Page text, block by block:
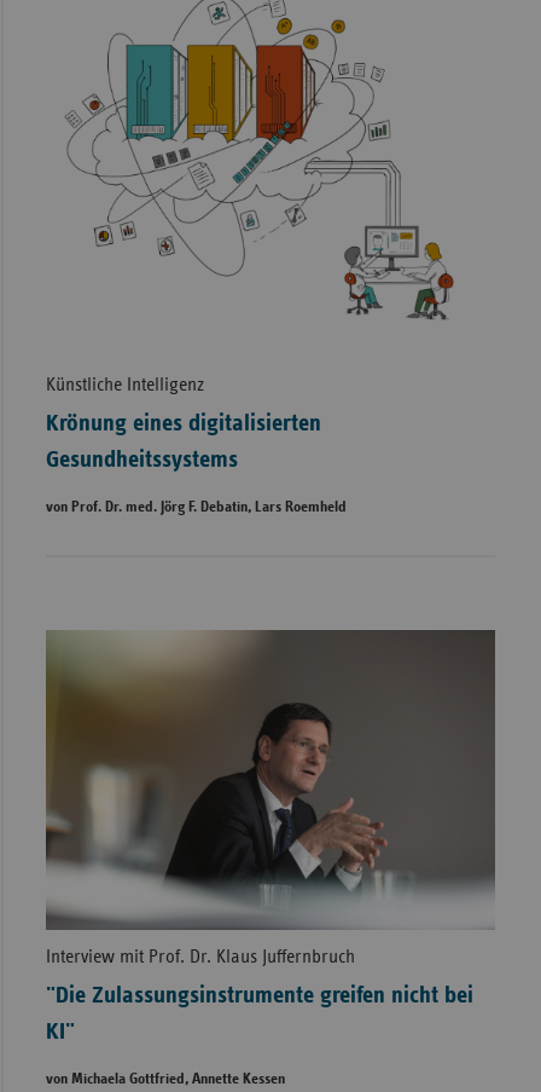
Künstliche Intelligenz
Krönung eines digitalisierten
Gesundheitssystems
von Prof. Dr. med. Jörg F. Debatin, Lars Roemheld
Interview mit Prof. Dr. Klaus Juffernbruch
"Die Zulassungsinstrumente greifen nicht bei
KI"
von Michaela Gottfried, Annette Kessen